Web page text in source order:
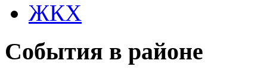
ЖКХ
События в районе